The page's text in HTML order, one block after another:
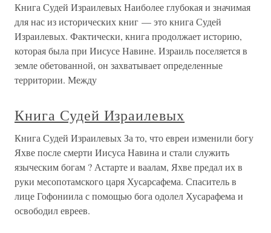
Книга Судей Израилевых Наиболее глубокая и значимая
для нас из исторических книг — это книга Судей
Израилевых. Фактически, книга продолжает историю,
которая была при Иисусе Навине. Израиль поселяется в
земле обетованной, он захватывает определенные
территории. Между
Книга Судей Израилевых
Книга Судей Израилевых За то, что евреи изменили богу
Яхве после смерти Иисуса Навина и стали служить
языческим богам ? Астарте и ваалам, Яхве предал их в
руки месопотамского царя Хусарсафема. Спаситель в
лице Гофониила с помощью бога одолел Хусарафема и
освободил евреев.